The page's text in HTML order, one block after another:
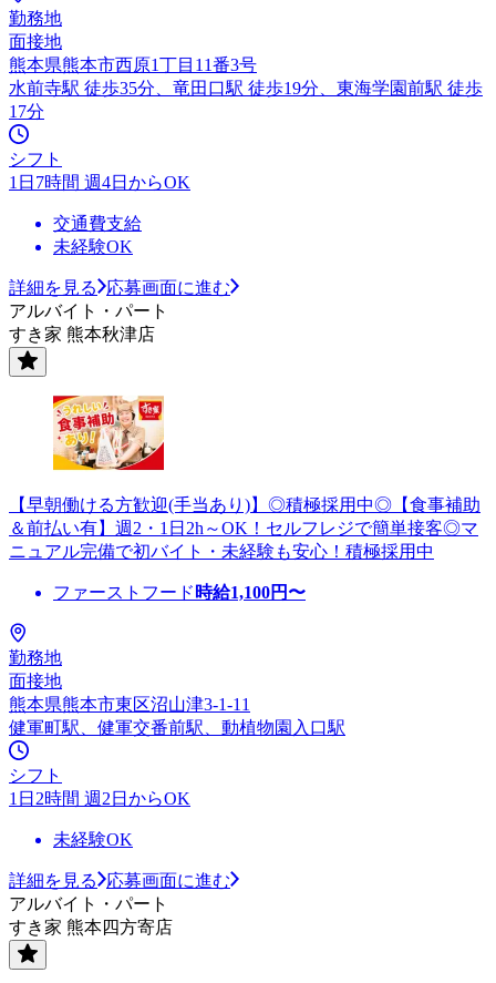
勤務地
面接地
熊本県熊本市西原1丁目11番3号
水前寺駅 徒歩35分、竜田口駅 徒歩19分、東海学園前駅 徒歩
17分
シフト
1日7時間 週4日からOK
交通費支給
未経験OK
詳細を見る
応募画面に進む
アルバイト・パート
すき家 熊本秋津店
【早朝働ける方歓迎(手当あり)】◎積極採用中◎【食事補助
＆前払い有】週2・1日2h～OK！セルフレジで簡単接客◎マ
ニュアル完備で初バイト・未経験も安心！積極採用中
ファーストフード 時給1,100円〜
勤務地
面接地
熊本県熊本市東区沼山津3-1-11
健軍町駅、健軍交番前駅、動植物園入口駅
シフト
1日2時間 週2日からOK
未経験OK
詳細を見る
応募画面に進む
アルバイト・パート
すき家 熊本四方寄店